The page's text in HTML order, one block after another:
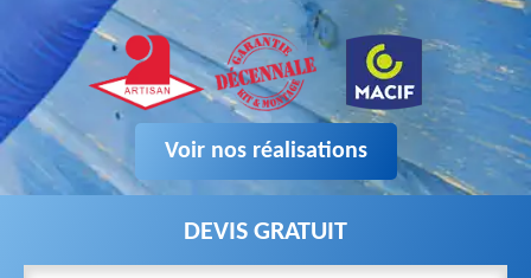
Voir nos réalisations
DEVIS GRATUIT